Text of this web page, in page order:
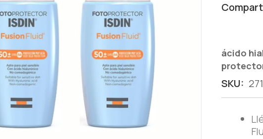
ácido
SKU: